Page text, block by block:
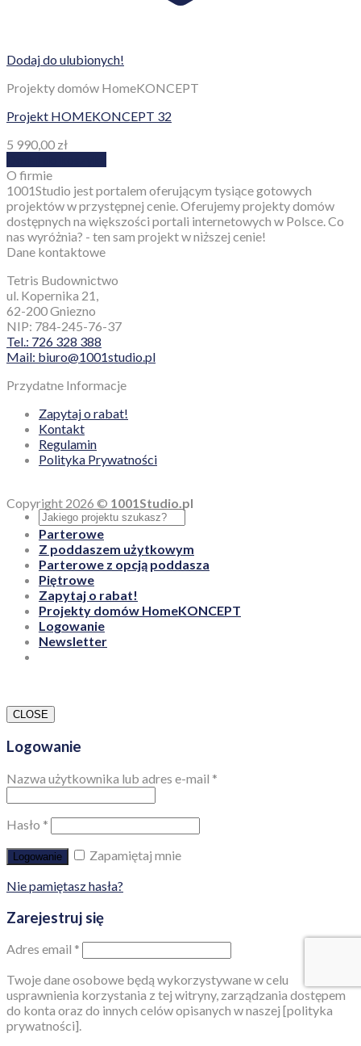
Dodaj do ulubionych!
Projekty domów HomeKONCEPT
Projekt HOMEKONCEPT 32
5 990,00 zł
O firmie
1001Studio jest portalem oferującym tysiące gotowych
projektów w przystępnej cenie. Oferujemy projekty domów
dostępnych na większości portali internetowych w Polsce. Co
nas wyróżnia? - ten sam projekt w niższej cenie!
Dane kontaktowe
Tetris Budownictwo
ul. Kopernika 21,
62-200 Gniezno
NIP: 784-245-76-37
Tel.: 726 328 388
Mail: biuro@1001studio.pl
Przydatne Informacje
Zapytaj o rabat!
Kontakt
Regulamin
Polityka Prywatności
Copyright 2026 © 1001Studio.pl
Parterowe
Z poddaszem użytkowym
Parterowe z opcją poddasza
Piętrowe
Zapytaj o rabat!
Projekty domów HomeKONCEPT
Logowanie
Newsletter
CLOSE
Logowanie
Nazwa użytkownika lub adres e-mail *
Hasło *
Logowanie
Zapamiętaj mnie
Nie pamiętasz hasła?
Zarejestruj się
Adres email *
Twoje dane osobowe będą wykorzystywane w celu
usprawnienia korzystania z tej witryny, zarządzania dostępem
do konta oraz do innych celów opisanych w naszej [polityka
prywatności].